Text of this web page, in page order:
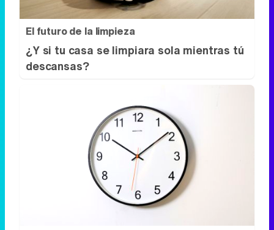
El futuro de la limpieza
¿Y si tu casa se limpiara sola mientras tú
descansas?